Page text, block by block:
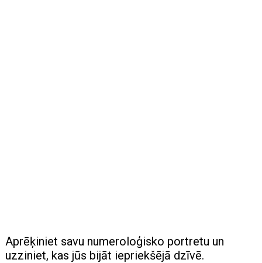
Aprēķiniet savu numeroloģisko portretu un
uzziniet, kas jūs bijāt iepriekšējā dzīvē.